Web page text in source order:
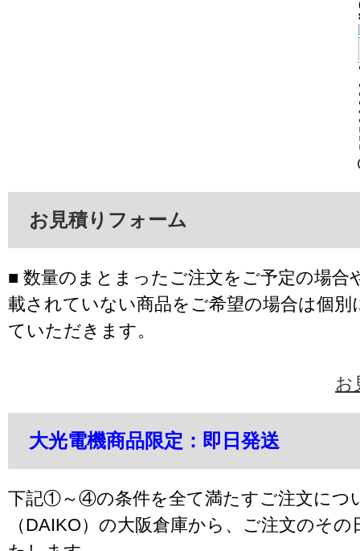
お見積りフォーム
■ 数量のまとまったご注文をご予定の場合
載されていない商品をご希望の場合は個別
ていただきます。
お
大光電機商品限定：即日発送
下記①～④の条件を全て満たすご注文につ
（DAIKO）の大阪倉庫から、ご注文のそ